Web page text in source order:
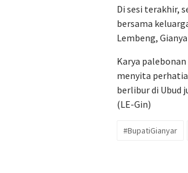
Di sesi terakhir,
bersama
Lembeng,
Karya
menyita
berlibur di Ubud
(LE-Gin)
#BupatiGianyar